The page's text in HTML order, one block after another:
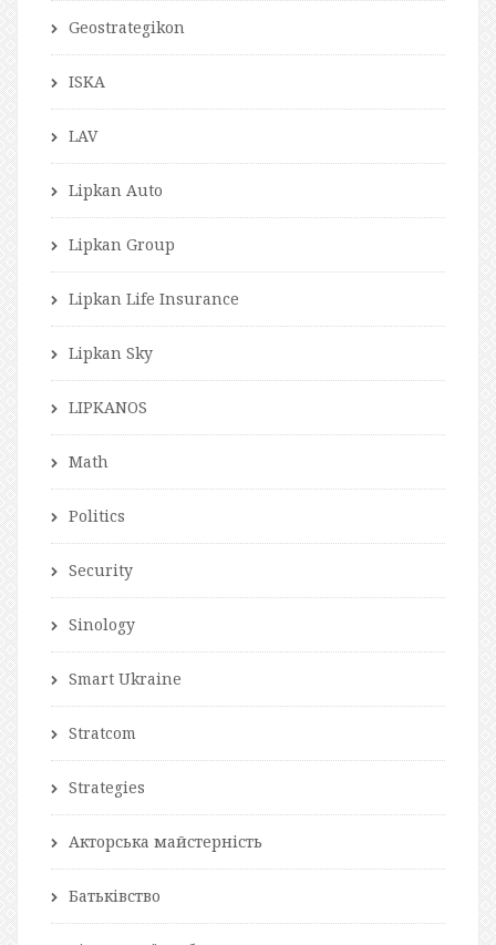
Geostrategikon
ISKA
LAV
Lipkan Auto
Lipkan Group
Lipkan Life Insurance
Lipkan Sky
LIPKANOS
Math
Politics
Security
Sinology
Smart Ukraine
Stratcom
Strategies
Акторська майстерність
Батьківство